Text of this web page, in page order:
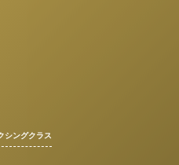
シングクラス